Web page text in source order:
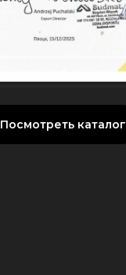
Посмотреть каталог